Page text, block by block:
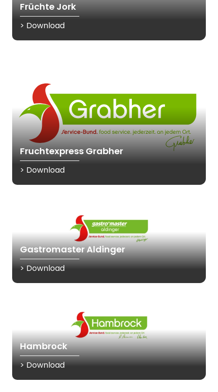
Früchte Jork
> Download
Fruchtexpress Grabher
> Download
Gastromaster Aldinger
> Download
Hambrock
> Download